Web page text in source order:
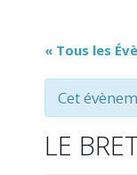
« Tous les
Cet
LE